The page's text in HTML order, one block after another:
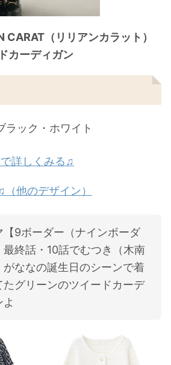
CARAT（リリアンカラット）
カーディガン
ラック・ホワイト
詳しくみる♫
他のデザイン）
【9ボーダー（ナインボーダ
最終話・10話でむつき（木南
がななの誕生日のシーンで着
たグリーンのツイードカーデ
よ